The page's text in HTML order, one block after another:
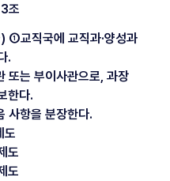
조
①교직국에 교직과·양성과
.
또는 부이사관으로, 과장
한다.
사항을 분장한다.
도
도
도